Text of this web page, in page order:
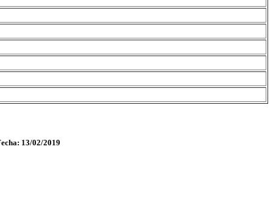
13/02/2019